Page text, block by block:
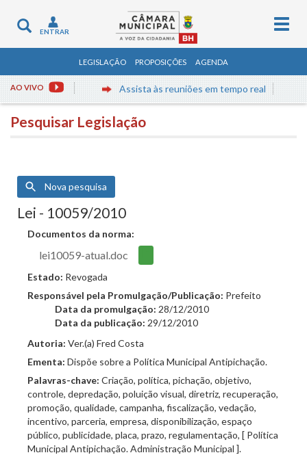
Toggle
navigation
ENTRAR
LEGISLAÇÃO PROPOSIÇÕES AGENDA
AO VIVO Assista às reuniões em tempo real
Pesquisar Legislação
Nova pesquisa
Lei - 10059/2010
Documentos da norma:
lei10059-atual.doc
Estado: Revogada
Responsável pela Promulgação/Publicação: Prefeito
Data da promulgação: 28/12/2010
Data da publicação: 29/12/2010
Autoria: Ver.(a) Fred Costa
Ementa: Dispõe sobre a Política Municipal Antipichação.
Palavras-chave: Criação, política, pichação, objetivo,
controle, depredação, poluição visual, diretriz, recuperação,
promoção, qualidade, campanha, fiscalização, vedação,
incentivo, parceria, empresa, disponibilização, espaço
público, publicidade, placa, prazo, regulamentação, [ Política
Municipal Antipichação. Administração Municipal ].